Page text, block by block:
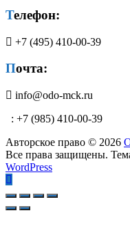
Телефон:
+7 (495) 410-00-39
Почта:
info@odo-mck.ru
: +7 (985) 410-00-39
Авторское право © 2026
Все права защищены.
WordPress